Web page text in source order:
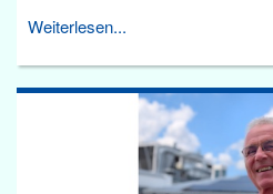
Weiterlesen...